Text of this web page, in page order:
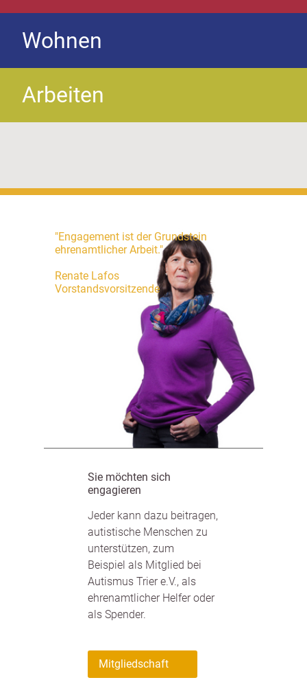
Wohnen
Arbeiten
"Engagement ist der Grundstein
ehrenamtlicher Arbeit."
Renate Lafos
Vorstandsvorsitzende
Sie möchten sich
engagieren
Jeder kann dazu beitragen,
autistische Menschen zu
unterstützen, zum
Beispiel als Mitglied bei
Autismus Trier e.V., als
ehrenamtlicher Helfer oder
als Spender.
Mitgliedschaft